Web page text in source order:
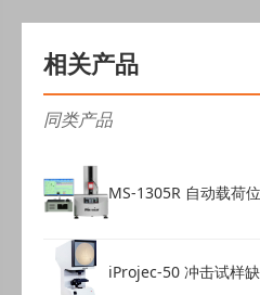
单销保持力夹具
阻抗测试系统
电源线
相关产品
同类产品
MS-1305R 自动载荷
iProjec-50 冲击试样